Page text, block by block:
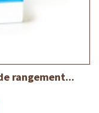
rangement...